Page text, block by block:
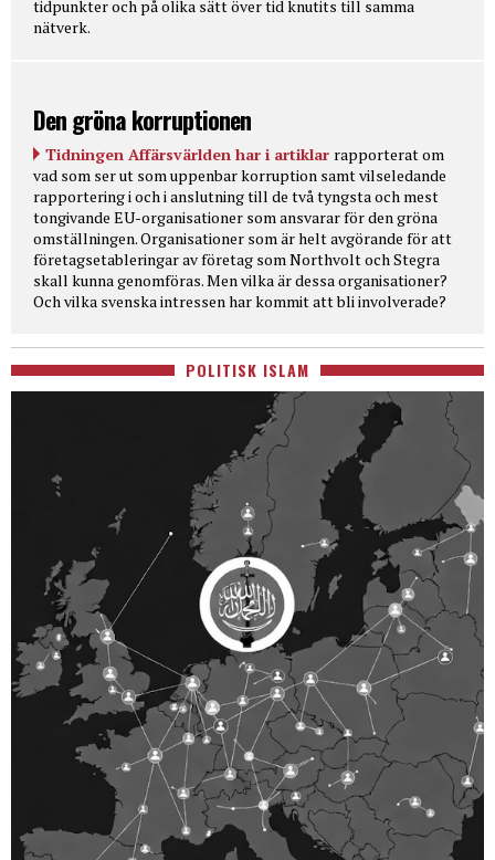
tidpunkter och på olika sätt över tid knutits till samma
nätverk.
Den gröna korruptionen
Tidningen Affärsvärlden har i artiklar rapporterat om
vad som ser ut som uppenbar korruption samt vilseledande
rapportering i och i anslutning till de två tyngsta och mest
tongivande EU-organisationer som ansvarar för den gröna
omställningen. Organisationer som är helt avgörande för att
företagsetableringar av företag som Northvolt och Stegra
skall kunna genomföras. Men vilka är dessa organisationer?
Och vilka svenska intressen har kommit att bli involverade?
POLITISK ISLAM